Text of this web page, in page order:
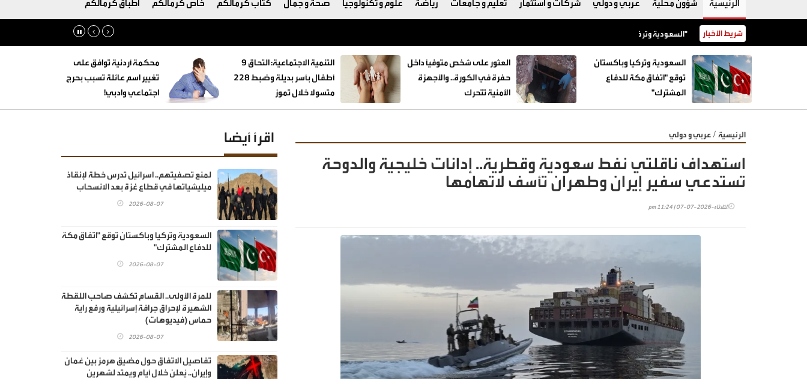
الرئيسية شؤون محلية عربي و دولي شركات و استثمار تعليم و جامعات رياضة علوم و تكنولوجيا صحة و جمال كتاب كرمالكم خاص كرمالكم اطباق كرمالكم
شريط الأخبار السعودية وتركيا وباكستان توقع "اتفاق مكة للدفاع المشترك"
السعودية وتركيا وباكستان
توقع "اتفاق مكة للدفاع
المشترك"
العثور على شخص متوفيًا داخل
حفرة في الكورة.. والأجهزة
الأمنية تتحرك
‏التنمية الاجتماعية: التحاق 9
أطفال بأسر بديلة وضبط 228
متسولا خلال تموز
محكمة أردنية توافق على
تغيير اسم عائلة تسبب بحرج
اجتماعي وادبي!
الرئيسية / عربي و دولي
استهداف ناقلتي نفط سعودية وقطرية.. إدانات خليجية والدوحة
تستدعي سفير إيران وطهران تأسف لاتهامها
الثلاثاء-2026-07-07 | 11:24 pm
اقرأ أيضا
لمنع تصفيتهم.. اسرائيل تدرس خطة لإنقاذ
ميليشياتها في قطاع غزة بعد الانسحاب
2026-08-07
السعودية وتركيا وباكستان توقع "اتفاق مكة
للدفاع المشترك"
2026-08-07
للمرة الأولى.. القسام تكشف صاحب اللقطة
الشهيرة لإحراق جرافة إسرائيلية ورفع راية
حماس (فيديوهات)
2026-08-07
تفاصيل الاتفاق حول مضيق هرمز بين عُمان
وإيران.. يُعلن خلال أيام ويمتد لشهرين